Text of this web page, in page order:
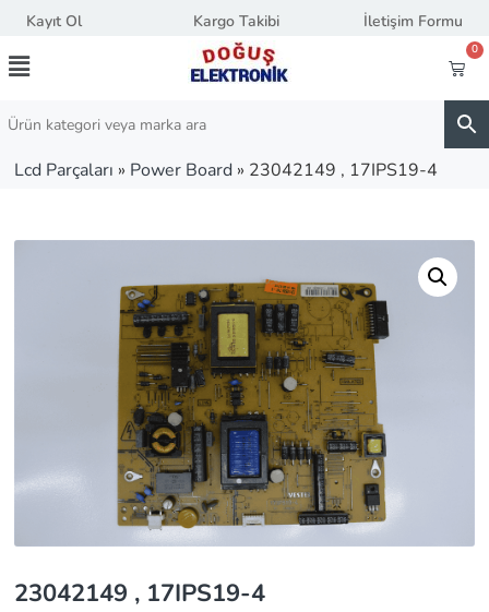
Kayıt Ol Kargo Takibi İletişim Formu
0
Lcd Parçaları » Power Board » 23042149 , 17IPS19-4
23042149 , 17IPS19-4